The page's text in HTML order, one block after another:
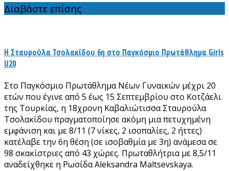
Διαβάστε επίσης
Η Σταυρούλα Τσολακίδου 6η στο Παγκόσμιο Πρωτάθλημα Girls
U20
Στο Παγκόσμιο Πρωτάθλημα Νέων Γυναικών μέχρι 20
ετών που έγινε από 5 έως 15 Σεπτεμβρίου στο Κοτζάελι
της Τουρκίας, η 18χρονη Καβαλιώτισσα Σταυρούλα
Τσολακίδου πραγματοποίησε ακόμη μια πετυχημένη
εμφάνιση και με 8/11 (7 νίκες, 2 ισοπαλίες, 2 ήττες)
κατέλαβε την 6η θέση (σε ισοβαθμία με 3η) ανάμεσα σε
98 σκακίστριες από 43 χώρες. Πρωταθλήτρια με 8,5/11
αναδείχθηκε η Ρωσίδα Aleksandra Maltsevskaya.